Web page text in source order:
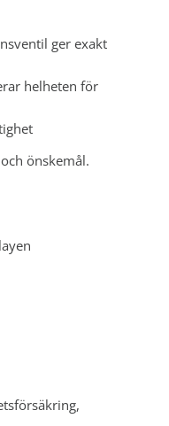
ger exakt
helheten för
önskemål.